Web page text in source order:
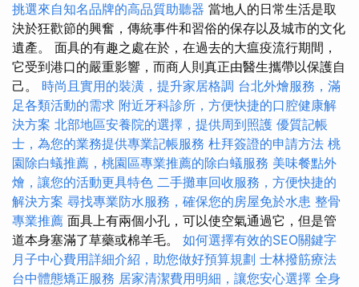
挑選來自知名品牌的高品質助聽器 當地人的日常生活是取
決於狂歡節的興奮，傳統事件和習俗的保存以及城市的文化
遺產。 面具的有趣之處在於，在過去的大瘟疫流行期間，
它受到港口的嚴重影響，而商人則真正由醫生攜帶以保護自
己。 時尚且實用的裝潢，提升家居格調 台北外燴服務，滿
足各類活動的需求 附近牙科診所，方便快捷的口腔健康解
決方案 北部地區安養院的選擇，提供周到照護 優質記帳
士，為您的業務提供專業記帳服務 杜拜簽證的申請方法 桃
園除白蟻推薦，桃園區專業推薦的除白蟻服務 美味餐點外
燴，讓您的活動更具特色 二手攤車回收服務，方便快捷的
解決方案 尋找專業防水服務，確保您的房屋免於水患 整骨
專業推薦 面具上有兩個小孔，可以使空氣通過它，但是管
道本身塞滿了草藥或棉羊毛。 如何選擇有效的SEO關鍵字
月子中心費用詳細介紹，助您做好預算規劃 士林撥筋療法
台中體態矯正服務 居家清潔費用明細，讓您安心選擇 全身